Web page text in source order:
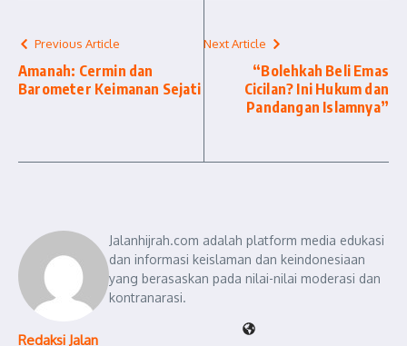
Previous Article
Amanah: Cermin dan
Barometer Keimanan Sejati
Next Article
“Bolehkah Beli Emas
Cicilan? Ini Hukum dan
Pandangan Islamnya”
Redaksi Jalan
Jalanhijrah.com adalah platform media edukasi
dan informasi keislaman dan keindonesiaan
yang berasaskan pada nilai-nilai moderasi dan
kontranarasi.